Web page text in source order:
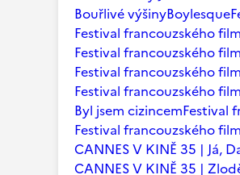
Bouřlivé výšinyBoylesque
Festival francouzského
Festival francouzského
Festival francouzského
Festival francouzského
Byl jsem cizincemFestival
Festival francouzského
CANNES V KINĚ 35 | Já,
CANNES V KINĚ 35 |